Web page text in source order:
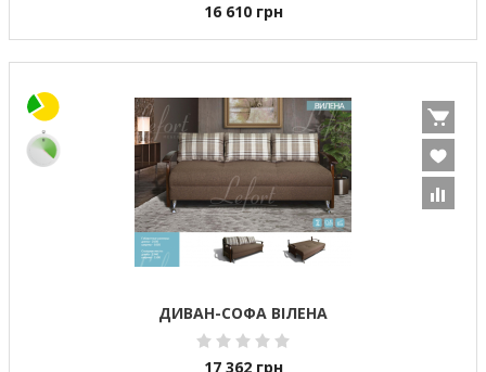
16 610 грн
ДИВАН-СОФА ВІЛЕНА
17 362 грн